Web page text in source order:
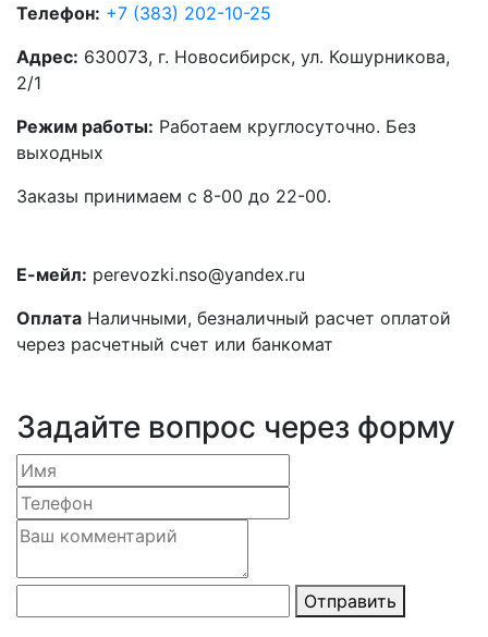
Телефон: +7 (383) 202-10-25
Адрес: 630073, г. Новосибирск, ул. Кошурникова,
2/1
Режим работы: Работаем круглосуточно. Без
выходных
Заказы принимаем с 8-00 до 22-00.
Е-мейл: perevozki.nso@yandex.ru
Оплата Наличными, безналичный расчет оплатой
через расчетный счет или банкомат
Задайте вопрос через форму
Отправить